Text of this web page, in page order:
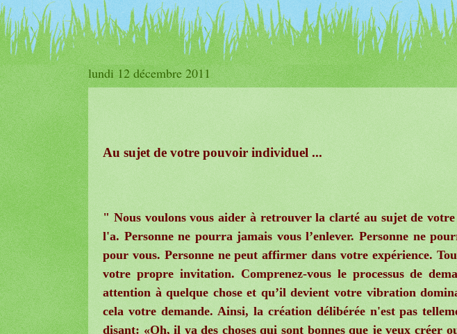
lundi 12 décembre 2011
Au sujet de votre pouvoir individuel ...
" Nous voulons vous aider à retrouver la clarté au sujet de
l'a. Personne ne pourra jamais vous l’enlever. Personne ne
pour vous. Personne ne peut affirmer dans votre expérience.
votre propre invitation. Comprenez-vous le processus de
attention à quelque chose et qu’il devient votre vibration
cela votre demande. Ainsi, la création délibérée n'est pas
disant: «Oh, il ya des choses qui sont bonnes que je veux créer